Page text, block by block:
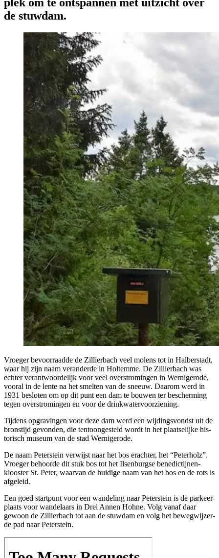
de stuwdam.
Vroe­ger bevoor­raad­de de Zil­lier­bach veel molens tot in Hal­ber­stadt,
waar hij zijn naam ver­an­der­de in Holtem­me. De Zil­lier­bach was
ech­ter ver­ant­woor­de­lijk voor veel over­stro­min­gen in Wer­ni­ge­ro­de,
voor­al in de len­te na het smel­ten van de sneeuw. Daar­om werd in
1931 beslo­ten om op dit punt een dam te bou­wen ter bescher­ming
tegen over­stro­min­gen en voor de drinkwatervoorziening.
Tij­dens opgra­vin­gen voor deze dam werd een wij­dings­vondst uit de
brons­tijd gevon­den, die ten­toon­ge­steld wordt in het plaat­se­lij­ke his­
to­risch muse­um van de stad Wernigerode.
De naam Peter­stein ver­wijst naar het bos erach­ter, het “Peter­holz”.
Vroe­ger behoor­de dit stuk bos tot het Ilsen­burg­se bene­dic­tij­nen­
kloos­ter St. Peter, waar­van de hui­di­ge naam van het bos en de rots is
afgeleid.
Een goed start­punt voor een wan­de­ling naar Peter­stein is de par­keer­
plaats voor wan­de­laars in Drei Annen Hoh­ne. Volg van­af daar
gewoon de Zil­lier­bach tot aan de stuw­dam en volg het beweg­wij­zer­
de pad naar Peterstein.